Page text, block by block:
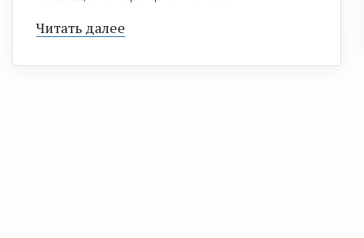
Читать далее